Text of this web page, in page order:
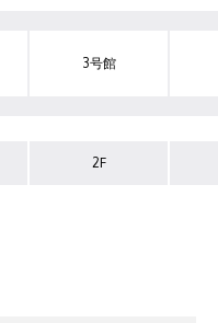
3号館
2F